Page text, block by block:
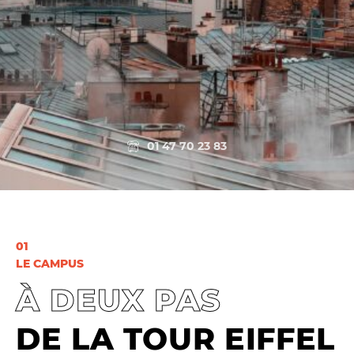
01 47 70 23 83
01
LE CAMPUS
À DEUX PAS
DE LA TOUR EIFFEL